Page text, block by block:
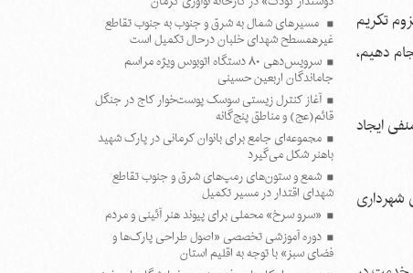
تکریم
دهیم،
ایجاد
باید بودجه ۱۲هزار میلیارد تومانی شهرداری
مسیرهای شمال به شرق و جنوب به جنوب تقاطع
غیرهمسطح شهدای خلبان درحال تکمیل است
سرویس‌دهی ۸۰ دستگاه اتوبوس ویژه مراسم
جاماندگان اربعین حسینی
آغاز کنترل زیستی سوسک پوست‌خوار کاج در جنگل
قائم(عج) و مناطق پنج‌گانه
مجموعه‌ای جامع برای بانوان کرمانی در پارک شهید
باهنر شکل می‌گیرد
شمع و ستون‌های رمپ‌های شرق و جنوب تقاطع
شهدای اقتدار در مسیر تکمیل
«سرو سرخ» محملی برای پیوند هنر آئینی و مردم
دوره آموزشی تخصصی «اصول طراحی پارک‌ها و
فضای سبز» با توجه به اقلیم استان